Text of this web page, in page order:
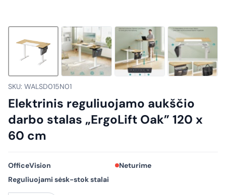
SKU: WALSD015N01
Elektrinis reguliuojamo aukščio
darbo stalas „ErgoLift Oak” 120 x
60 cm
OfficeVision
Neturime
Reguliuojami sėsk-stok stalai